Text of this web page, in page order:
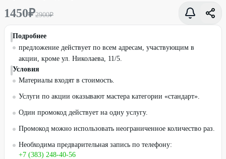
1450₽2900₽
Подробнее
предложение действует по всем адресам, участвующим в
акции, кроме ул. Николаева, 11/5.
Условия
Материалы входят в стоимость.
Услуги по акции оказывают мастера категории «стандарт».
Один промокод действует на одну услугу.
Промокод можно использовать неограниченное количество раз.
Необходима предварительная запись по телефону:
+7 (383) 248-40-56